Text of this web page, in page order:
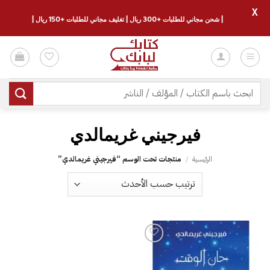
للمحتوى
البحث
عن:
الرئيسية / منتجات تحت الوسم “‎فيرجيني غريمالدي”
| شحن مجاني للطلبات +300 ريال | تغليف مجاني للطلبات +150 ريال |
X